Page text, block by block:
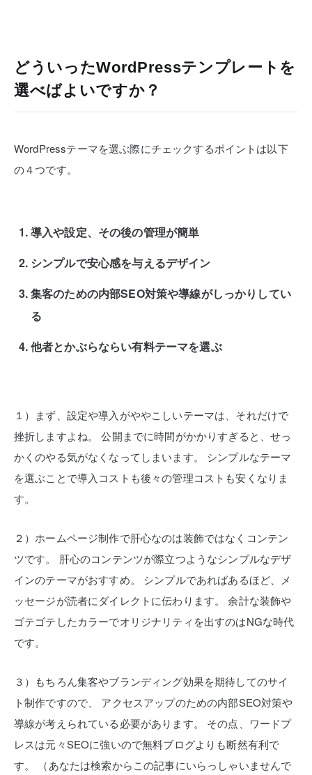
どういったWordPressテンプレートを
選べばよいですか？
WordPressテーマを選ぶ際にチェックするポイントは以下
の４つです。
導入や設定、その後の管理が簡単
シンプルで安心感を与えるデザイン
集客のための内部SEO対策や導線がしっかりしてい
る
他者とかぶらならい有料テーマを選ぶ
１）まず、設定や導入がややこしいテーマは、それだけで
挫折しますよね。
公開までに時間がかかりすぎると、せっ
かくのやる気がなくなってしまいます。
シンプルなテーマ
を選ぶことで導入コストも後々の管理コストも安くなりま
す。
２）ホームページ制作で肝心なのは装飾ではなくコンテン
ツです。
肝心のコンテンツが際立つようなシンプルなデザ
インのテーマがおすすめ。
シンプルであればあるほど、メ
ッセージが読者にダイレクトに伝わります。
余計な装飾や
ゴテゴテしたカラーでオリジナリティを出すのはNGな時代
です。
３）もちろん集客やブランディング効果を期待してのサイ
ト制作ですので、
アクセスアップのための内部SEO対策や
導線が考えられている必要があります。
その点、ワードプ
レスは元々SEOに強いので無料ブログよりも断然有利で
す。
（あなたは検索からこの記事にいらっしゃいませんで